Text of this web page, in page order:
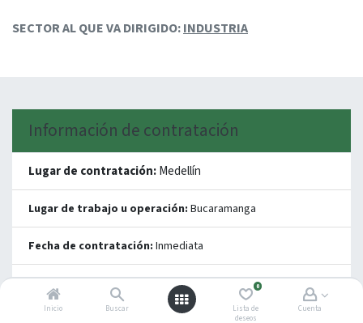
Inicio Buscar
0
Lista de
deseos
Cuenta
SECTOR AL QUE VA DIRIGIDO:INDUSTRIA
Información de contratación
Lugar de contratación:Medellín
Lugar de trabajo u operación: Bucaramanga
Fecha de contratación: Inmediata
Vehículo:Carro o moto